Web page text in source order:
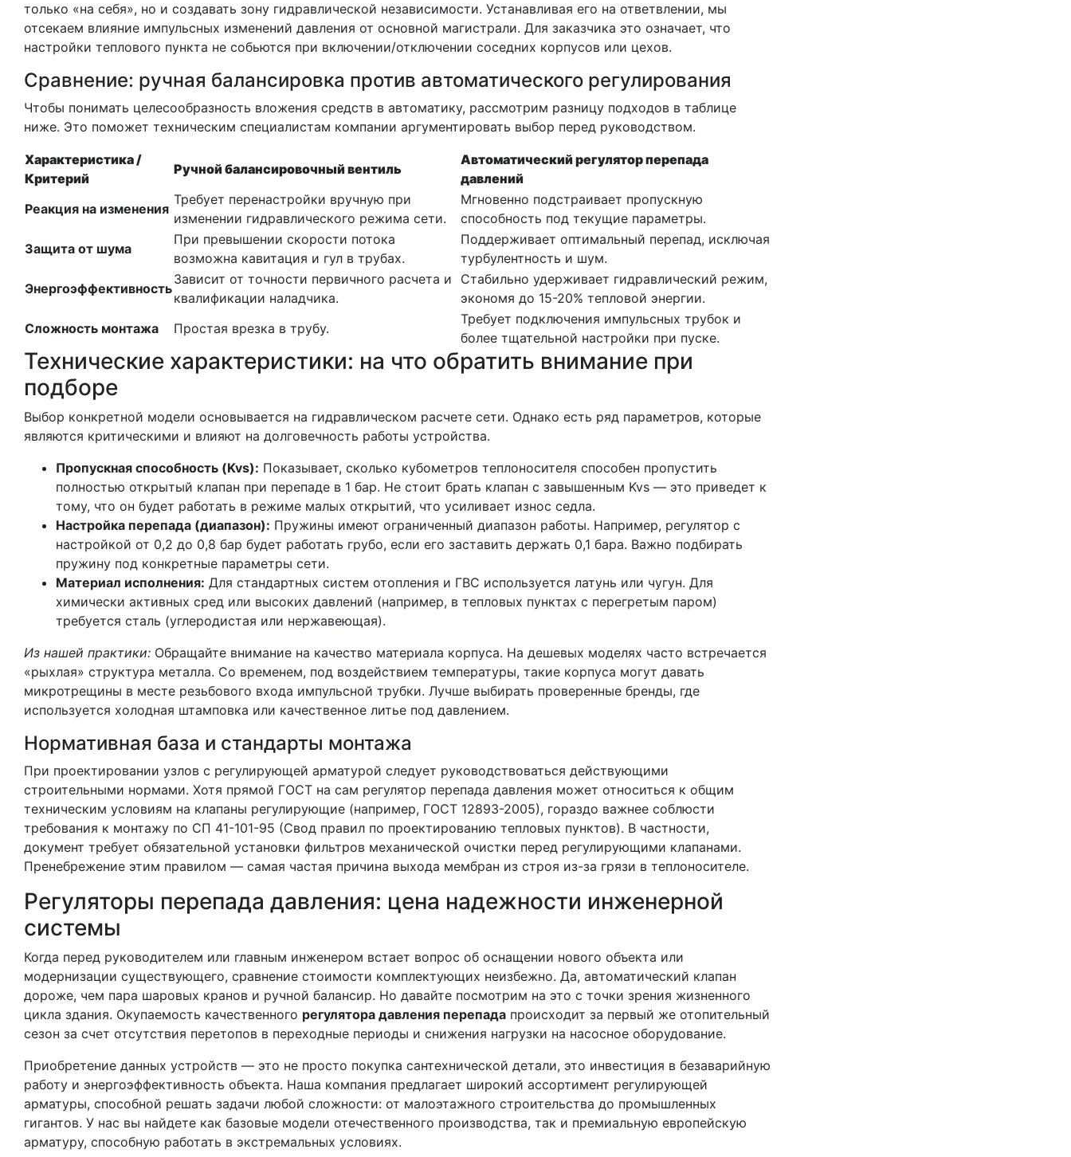
только «на себя», но и создавать зону гидравлической независимости. Устанавливая его на ответвлении, мы
отсекаем влияние импульсных изменений давления от основной магистрали. Для заказчика это означает, что
настройки теплового пункта не собьются при включении/отключении соседних корпусов или цехов.
Сравнение: ручная балансировка против автоматического регулирования
Чтобы понимать целесообразность вложения средств в автоматику, рассмотрим разницу подходов в таблице
ниже. Это поможет техническим специалистам компании аргументировать выбор перед руководством.
Характеристика /
Критерий
Ручной балансировочный вентиль
Автоматический регулятор перепада
давлений
Реакция на изменения
Требует перенастройки вручную при
изменении гидравлического режима сети.
Мгновенно подстраивает пропускную
способность под текущие параметры.
Защита от шума
При превышении скорости потока
возможна кавитация и гул в трубах.
Поддерживает оптимальный перепад, исключая
турбулентность и шум.
Энергоэффективность
Зависит от точности первичного расчета и
квалификации наладчика.
Стабильно удерживает гидравлический режим,
экономя до 15-20% тепловой энергии.
Сложность монтажа
Простая врезка в трубу.
Требует подключения импульсных трубок и
более тщательной настройки при пуске.
Технические характеристики: на что обратить внимание при
подборе
Выбор конкретной модели основывается на гидравлическом расчете сети. Однако есть ряд параметров, которые
являются критическими и влияют на долговечность работы устройства.
Пропускная способность (Kvs): Показывает, сколько кубометров теплоносителя способен пропустить
полностью открытый клапан при перепаде в 1 бар. Не стоит брать клапан с завышенным Kvs — это приведет к
тому, что он будет работать в режиме малых открытий, что усиливает износ седла.
Настройка перепада (диапазон): Пружины имеют ограниченный диапазон работы. Например, регулятор с
настройкой от 0,2 до 0,8 бар будет работать грубо, если его заставить держать 0,1 бара. Важно подбирать
пружину под конкретные параметры сети.
Материал исполнения: Для стандартных систем отопления и ГВС используется латунь или чугун. Для
химически активных сред или высоких давлений (например, в тепловых пунктах с перегретым паром)
требуется сталь (углеродистая или нержавеющая).
Из нашей практики: Обращайте внимание на качество материала корпуса. На дешевых моделях часто встречается
«рыхлая» структура металла. Со временем, под воздействием температуры, такие корпуса могут давать
микротрещины в месте резьбового входа импульсной трубки. Лучше выбирать проверенные бренды, где
используется холодная штамповка или качественное литье под давлением.
Нормативная база и стандарты монтажа
При проектировании узлов с регулирующей арматурой следует руководствоваться действующими
строительными нормами. Хотя прямой ГОСТ на сам регулятор перепада давления может относиться к общим
техническим условиям на клапаны регулирующие (например, ГОСТ 12893-2005), гораздо важнее соблюсти
требования к монтажу по СП 41-101-95 (Свод правил по проектированию тепловых пунктов). В частности,
документ требует обязательной установки фильтров механической очистки перед регулирующими клапанами.
Пренебрежение этим правилом — самая частая причина выхода мембран из строя из-за грязи в теплоносителе.
Регуляторы перепада давления: цена надежности инженерной
системы
Когда перед руководителем или главным инженером встает вопрос об оснащении нового объекта или
модернизации существующего, сравнение стоимости комплектующих неизбежно. Да, автоматический клапан
дороже, чем пара шаровых кранов и ручной балансир. Но давайте посмотрим на это с точки зрения жизненного
цикла здания. Окупаемость качественного регулятора давления перепада происходит за первый же отопительный
сезон за счет отсутствия перетопов в переходные периоды и снижения нагрузки на насосное оборудование.
Приобретение данных устройств — это не просто покупка сантехнической детали, это инвестиция в безаварийную
работу и энергоэффективность объекта. Наша компания предлагает широкий ассортимент регулирующей
арматуры, способной решать задачи любой сложности: от малоэтажного строительства до промышленных
гигантов. У нас вы найдете как базовые модели отечественного производства, так и премиальную европейскую
арматуру, способную работать в экстремальных условиях.